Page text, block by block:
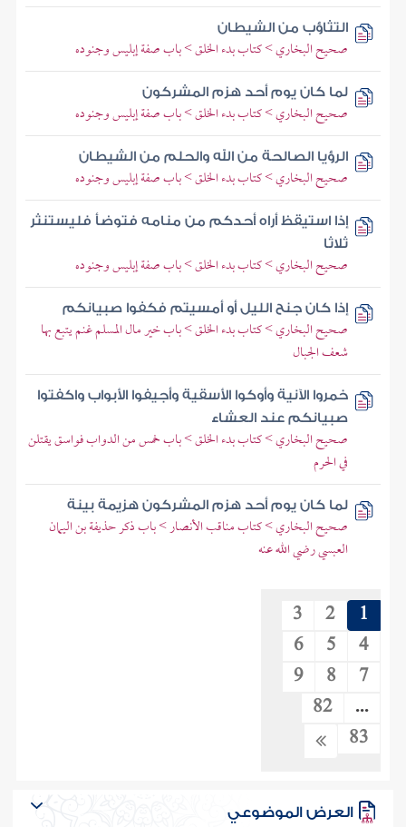
التثاؤب من الشيطان
صحيح البخاري > كتاب بدء الخلق > باب صفة إبليس وجنوده
لما كان يوم أحد هزم المشركون
صحيح البخاري > كتاب بدء الخلق > باب صفة إبليس وجنوده
الرؤيا الصالحة من الله والحلم من الشيطان
صحيح البخاري > كتاب بدء الخلق > باب صفة إبليس وجنوده
إذا استيقظ أراه أحدكم من منامه فتوضأ فليستنثر
ثلاثا
صحيح البخاري > كتاب بدء الخلق > باب صفة إبليس وجنوده
إذا كان جنح الليل أو أمسيتم فكفوا صبيانكم
صحيح البخاري > كتاب بدء الخلق > باب خير مال المسلم غنم يتبع بها
شعف الجبال
خمروا الآنية وأوكوا الأسقية وأجيفوا الأبواب واكفتوا
صبيانكم عند العشاء
صحيح البخاري > كتاب بدء الخلق > باب خمس من الدواب فواسق يقتلن
في الحرم
لما كان يوم أحد هزم المشركون هزيمة بينة
صحيح البخاري > كتاب مناقب الأنصار > باب ذكر حذيفة بن اليمان
العبسي رضي الله عنه
1
2
3
4
5
6
7
8
9
...
82
83
العرض الموضوعي